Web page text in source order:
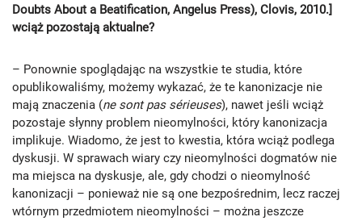
Doubts About a Beatification, Angelus Press), Clovis, 2010.]
wciąż pozostają aktualne?
– Ponownie spoglądając na wszystkie te studia, które
opublikowaliśmy, możemy wykazać, że te kanonizacje nie
mają znaczenia (ne sont pas sérieuses), nawet jeśli wciąż
pozostaje słynny problem nieomylności, który kanonizacja
implikuje. Wiadomo, że jest to kwestia, która wciąż podlega
dyskusji. W sprawach wiary czy nieomylności dogmatów nie
ma miejsca na dyskusje, ale, gdy chodzi o nieomylność
kanonizacji – ponieważ nie są one bezpośrednim, lecz raczej
wtórnym przedmiotem nieomylności – można jeszcze